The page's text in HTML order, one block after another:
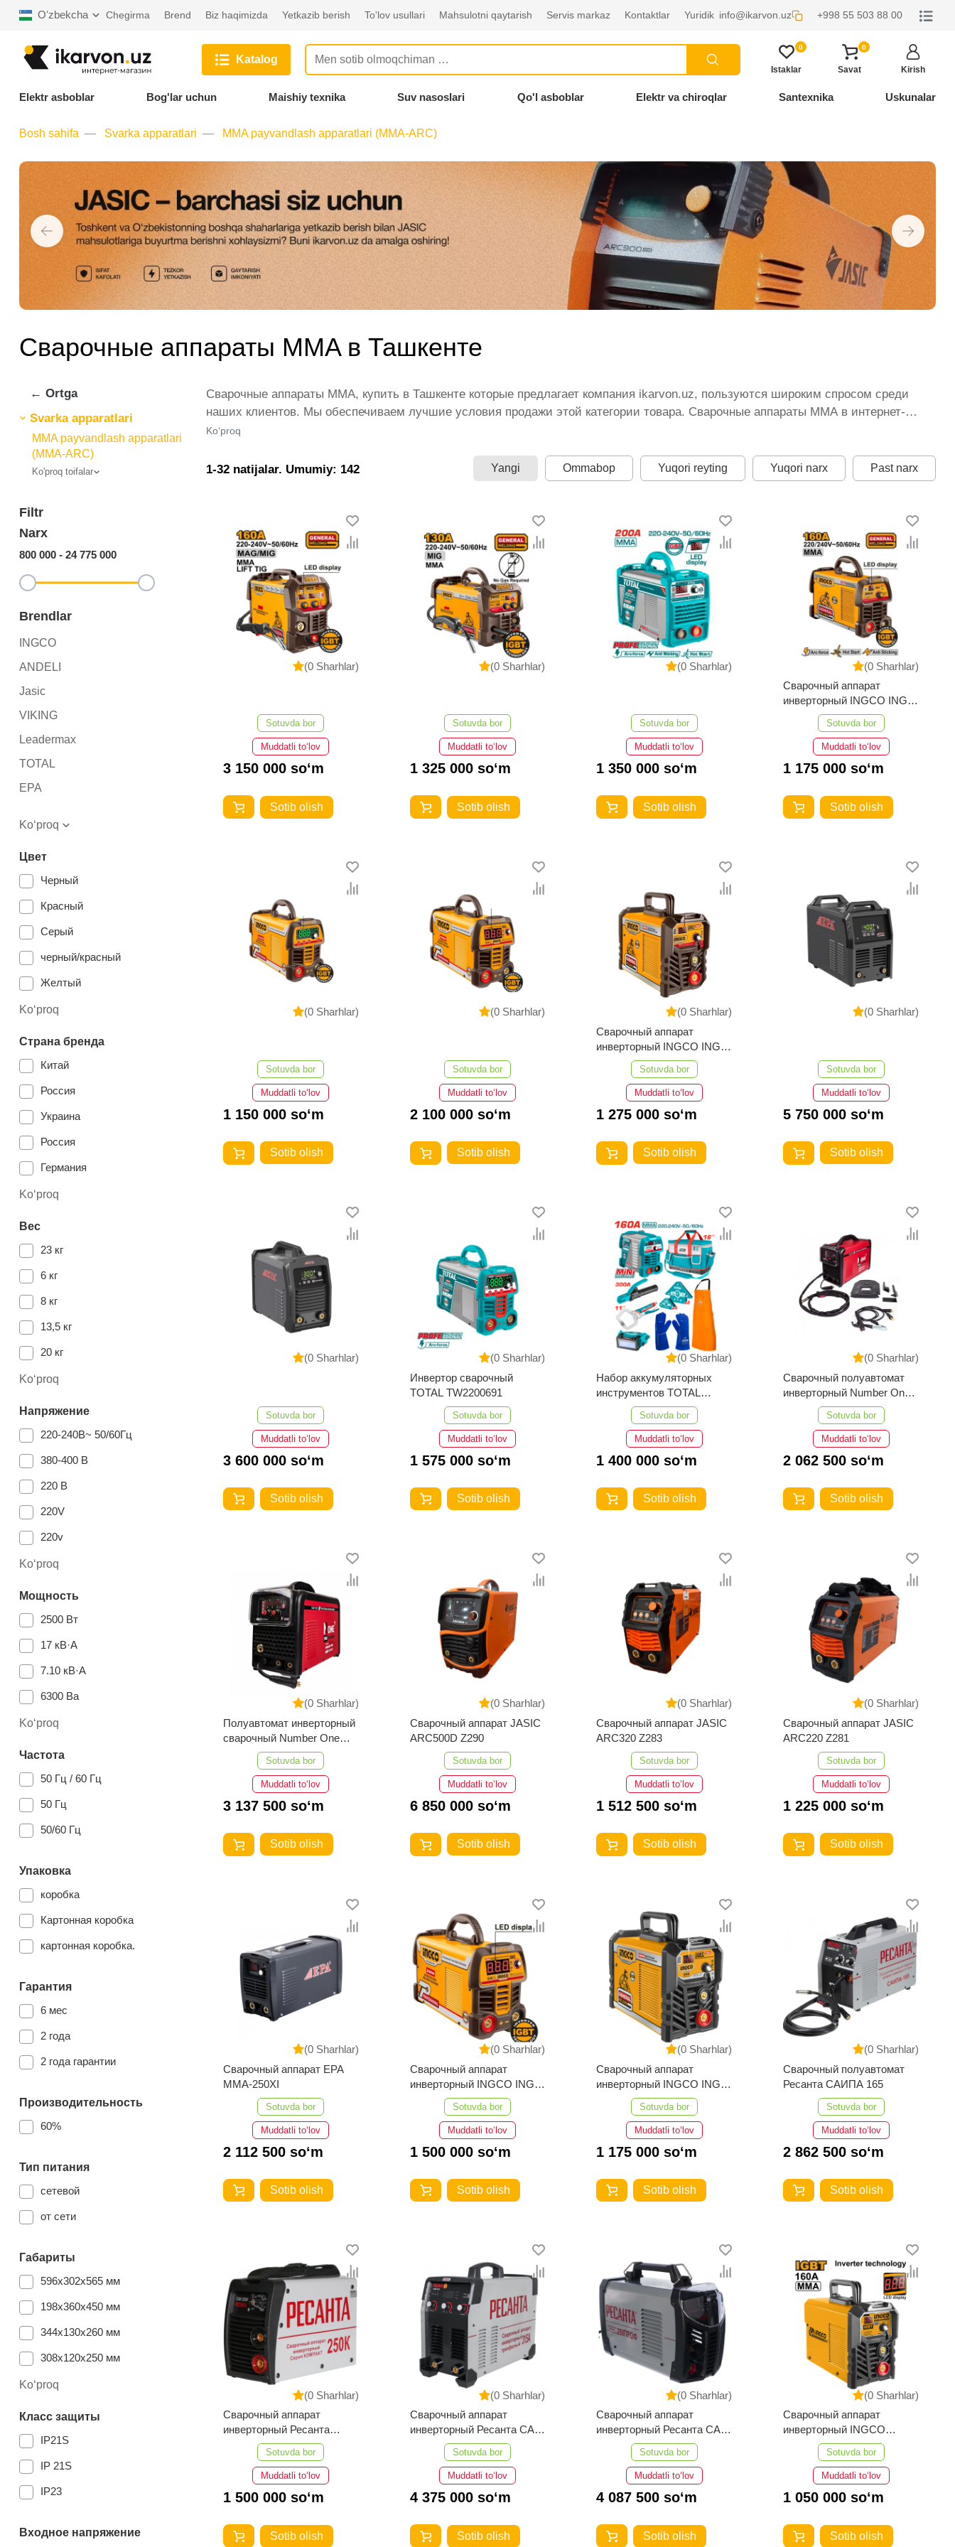
Oʻzbekcha Chegirma Brend Biz haqimizda Yetkazib berish To'lov usullari Mahsulotni qaytarish Servis markaz Kontaktlar Yuridik info@ikarvon.uz +998 55 503 88 00
Katalog
0
Istaklar
0
Savat Kirish
Elektr asboblar Bog'lar uchun Maishiy texnika Suv nasoslari Qo'l asboblar Elektr va chiroqlar Santexnika Uskunalar
Bosh sahifa Svarka apparatlari MMA payvandlash apparatlari (MMA-ARC)
Сварочные аппараты MMA в Ташкенте
← Ortga
Svarka apparatlari
MMA payvandlash apparatlari
(MMA-ARC)
Ko'proq toifalar
Filtr
Narx
800 000 - 24 775 000
Brendlar
INGCO
ANDELI
Jasic
VIKING
Leadermax
TOTAL
EPA
HUGONG
TAYOR
ПАТОН
РЕСАНТА
Number One
Ko‘proq
Цвет
Черный
Красный
Серый
черный/красный
Желтый
оранжевая
оранжевый
Ko‘proq
Страна бренда
Китай
Россия
Украина
Россия
Германия
Казахстан
Ko‘proq
Вес
23 кг
6 кг
8 кг
13,5 кг
20 кг
4.1 кг
3.5 кг
39 кг
6.2 кг
5.8 кг
5.5 кг
4,35кг
3,3 кг
4,8 кг
4,5 кг
3.4 кг
4.6 кг
7.8 кг
4.2 кг
3.7 кг
29.2 кг
3.3 кг
9.6 кг
Ko‘proq
Напряжение
220-240В~ 50/60Гц
380-400 В
220 В
220V
220v
380/400 В
230 В
380В
220В
380v
Ko‘proq
Мощность
2500 Вт
17 кВ·А
7.10 кВ·А
6300 Ва
Ko‘proq
Частота
50 Гц / 60 Гц
50 Гц
50/60 Гц
Упаковка
коробка
Картонная коробка
картонная коробка.
Гарантия
6 мес
2 года
2 года гарантии
Производительность
60%
Тип питания
сетевой
от сети
Габариты
596х302х565 мм
198х360х450 мм
344х130х260 мм
308х120х250 мм
Ko‘proq
Класс защиты
IP21S
IP 21S
IP23
Входное напряжение
Сварочные аппараты MMA, купить в Ташкенте которые предлагает компания ikarvon.uz, пользуются широким спросом среди
наших клиентов. Мы обеспечиваем лучшие условия продажи этой категории товара. Сварочные аппараты MMA в интернет-
магазине представлены ведущими производителями и брендами, список которых постоянно расширяется. Мы доставляем
аппараты MMA от ikarvon.uz — это самый широкий диапазон цен. Причем здесь представлена оптимальная цена для каждой
позиции из категории Сварочные аппараты MMA.
Ko‘proq
1-32 natijalar. Umumiy: 142 Yangi Ommabop Yuqori reyting Yuqori narx Past narx
(0 Sharhlar)
Sotuvda bor
Muddatli to‘lov
3 150 000 so‘m
Sotib olish
(0 Sharhlar)
Sotuvda bor
Muddatli to‘lov
1 325 000 so‘m
Sotib olish
(0 Sharhlar)
Sotuvda bor
Muddatli to‘lov
1 350 000 so‘m
Sotib olish
(0 Sharhlar)
Сварочный аппарат
инверторный INGCO ING-
MMA16059
Sotuvda bor
Muddatli to‘lov
1 175 000 so‘m
Sotib olish
(0 Sharhlar)
Sotuvda bor
Muddatli to‘lov
1 150 000 so‘m
Sotib olish
(0 Sharhlar)
Sotuvda bor
Muddatli to‘lov
2 100 000 so‘m
Sotib olish
(0 Sharhlar)
Сварочный аппарат
инверторный INGCO ING-
MMA18059
Sotuvda bor
Muddatli to‘lov
1 275 000 so‘m
Sotib olish
(0 Sharhlar)
Sotuvda bor
Muddatli to‘lov
5 750 000 so‘m
Sotib olish
(0 Sharhlar)
Sotuvda bor
Muddatli to‘lov
3 600 000 so‘m
Sotib olish
(0 Sharhlar)
Инвертор сварочный
TOTAL TW2200691
Sotuvda bor
Muddatli to‘lov
1 575 000 so‘m
Sotib olish
(0 Sharhlar)
Набор аккумуляторных
инструментов TOTAL
TOS23095
Sotuvda bor
Muddatli to‘lov
1 400 000 so‘m
Sotib olish
(0 Sharhlar)
Сварочный полуавтомат
инверторный Number One
NMIG200-PRO
Sotuvda bor
Muddatli to‘lov
2 062 500 so‘m
Sotib olish
(0 Sharhlar)
Полуавтомат инверторный
сварочный Number One
NMIG 260-PRO
Sotuvda bor
Muddatli to‘lov
3 137 500 so‘m
Sotib olish
(0 Sharhlar)
Сварочный аппарат JASIC
ARC500D Z290
Sotuvda bor
Muddatli to‘lov
6 850 000 so‘m
Sotib olish
(0 Sharhlar)
Сварочный аппарат JASIC
ARC320 Z283
Sotuvda bor
Muddatli to‘lov
1 512 500 so‘m
Sotib olish
(0 Sharhlar)
Сварочный аппарат JASIC
ARC220 Z281
Sotuvda bor
Muddatli to‘lov
1 225 000 so‘m
Sotib olish
(0 Sharhlar)
Сварочный аппарат EPA
MMA-250XI
Sotuvda bor
Muddatli to‘lov
2 112 500 so‘m
Sotib olish
(0 Sharhlar)
Сварочный аппарат
инверторный INGCO ING-
MMA20069
Sotuvda bor
Muddatli to‘lov
1 500 000 so‘m
Sotib olish
(0 Sharhlar)
Сварочный аппарат
инверторный INGCO ING-
MMA18028
Sotuvda bor
Muddatli to‘lov
1 175 000 so‘m
Sotib olish
(0 Sharhlar)
Сварочный полуавтомат
Ресанта САИПА 165
Sotuvda bor
Muddatli to‘lov
2 862 500 so‘m
Sotib olish
(0 Sharhlar)
Сварочный аппарат
инверторный Ресанта
САИ250К
Sotuvda bor
Muddatli to‘lov
1 500 000 so‘m
Sotib olish
(0 Sharhlar)
Сварочный аппарат
инверторный Ресанта САИ
Sotuvda bor
Muddatli to‘lov
4 375 000 so‘m
Sotib olish
(0 Sharhlar)
Сварочный аппарат
инверторный Ресанта САИ
250 ПРОФ
Sotuvda bor
Muddatli to‘lov
4 087 500 so‘m
Sotib olish
(0 Sharhlar)
Сварочный аппарат
инверторный INGCO
MMA16028
Sotuvda bor
Muddatli to‘lov
1 050 000 so‘m
Sotib olish